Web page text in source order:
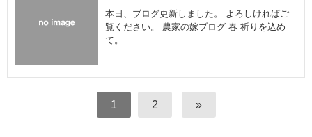
本日、ブログ更新しました。 よろしければご
覧ください。 農家の嫁ブログ 春 祈りを込め
て。
1 2 »